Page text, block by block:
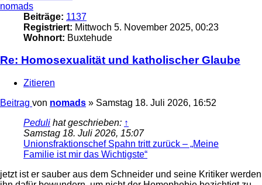
nomads
Beiträge: 1137
Registriert: Mittwoch 5. November 2025, 00:23
Wohnort: Buxtehude
Re: Homosexualität und katholischer Glaube
Zitieren
Beitrag von nomads » Samstag 18. Juli 2026, 16:52
Peduli hat geschrieben: ↑
Samstag 18. Juli 2026, 15:07
Unionsfraktionschef Spahn tritt zurück – „Meine
Familie ist mir das Wichtigste“
jetzt ist er sauber aus dem Schneider und seine Kritiker werden